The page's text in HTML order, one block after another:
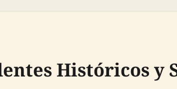
Históricos y